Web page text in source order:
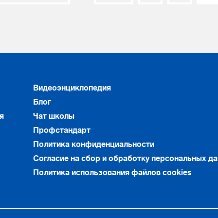
Видеоэнциклопедия
Блог
Чат школы
Профстандарт
Политика конфиденциальности
Согласие на сбор и обработку персональных
Политика использования файлов cookies